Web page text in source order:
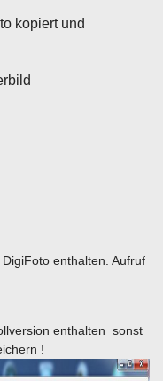
kopiert und
DigiFoto enthalten. Aufruf
enthalten sonst
!